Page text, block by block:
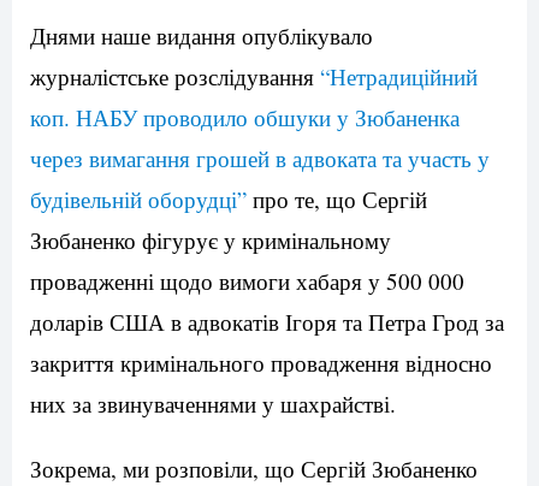
Днями наше видання опублікувало
журналістське розслідування “Нетрадиційний
коп. НАБУ проводило обшуки у Зюбаненка
через вимагання грошей в адвоката та участь у
будівельній оборудці” про те, що Сергій
Зюбаненко фігурує у кримінальному
провадженні щодо вимоги хабаря у 500 000
доларів США в адвокатів Ігоря та Петра Грод за
закриття кримінального провадження відносно
них за звинуваченнями у шахрайстві.
Зокрема, ми розповіли, що Сергій Зюбаненко